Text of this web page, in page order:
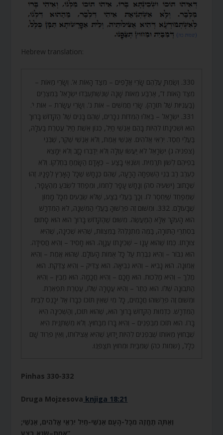
Hebrew translation:
330. וְשַׂמְתָּ עֲלֵהֶם שָׂרֵי אֲלָפִים – מִצַּד הָאוֹת א’. וְשָׂרֵי מֵאוֹת –
מִצַּד הָאוֹת ד’, אַרְבַּע מֵאוֹת שָׁנָה שֶׁנִּשְׁתַּעְבְּדוּ יִשְׂרָאֵל בְּמִצְרַיִם
(בַּעֲנִיּוּת שֶׁל תּוֹרָה). שָׂרֵי חֲמִשִּׁים – אוֹת נ’. וְשָׂרֵי עֲשָׂרֹת – אוֹת י’.
331. יִשְׂרָאֵל – בְּאֵלּוּ הַמִּדּוֹת נִכָּרִים, שֶׁהֵם בָּנִים שֶׁל הַקָּדוֹשׁ בָּרוּךְ
הוּא וּשְׁכִינָתוֹ לִהְיוֹת בָּהֶם אַנְשֵׁי חַיִל, כְּגוֹן אֵשֶׁת חַיִל עֲטֶרֶת בַּעְלָהּ,
בַּעֲלֵי חֶסֶד. יִרְאֵי אֱלֹהִים. אַנְשֵׁי אֱמֶת, וְלֹא אַנְשֵׁי שֶׁקֶר, שֶׁבְּנֵי
(צפניה ג) יִשְׂרָאֵל לֹא יַעֲשׂוּ עַוְלָה וְלֹא יְדַבְּרוּ כָזָב וְלֹא יִמָּצֵא
בְפִיהֶם לְשׁוֹן תַּרְמִית. וְשֹׂנְאֵי בָצַע – כְּאָדָם הַשָּׂמֵחַ בְּחֶלְקוֹ. וְלֹא
כְּעֵרֶב רַב בְּנֵי הַשִּׁפְחָה הָרָעָה, שֶׁהֵם כְּנָחָשׁ שֶׁכָּל הָאָרֶץ לְפָנָיו. זֶהוּ
שֶׁכָּתוּב (ישעיה סה) וְנָחָשׁ עָפָר לַחְמוֹ, וּמְפַחֵד לִשְׂבֹּעַ מֵהֶעָפָר,
שֶׁמְּפַחֵד שֶׁיֶּחְסַר לוֹ. וְכָךְ בַּעֲלֵי בֶצַע, שֶׁלֹּא שְׂבֵעִים מִכָּל מָמוֹן
שֶׁבָּעוֹלָם. 332. וּמִשּׁוּם זֶה פֵּרְשׁוּהָ בַּעֲלֵי הַמִּשְׁנָה, לֹא הַמִּדְרָשׁ
הוּא הָעִקָּר אֶלָּא הַמַּעֲשֶׂה. מִשּׁוּם שֶׁהַקָּדוֹשׁ בָּרוּךְ הוּא הוּא סָתוּם
בְּסִתְרֵי הַתּוֹרָה, בַּמֶּה מִתְגַּלֶּה? בַּמִּצְווֹת, שֶׁהִיא שְׁכִינָה, שֶׁהִיא
צוּרָתוֹ. כְּמוֹ שֶׁהוּא עָנָו – שְׁכִינָתוֹ עֲנָוָה. הוּא חָסִיד – וְהִיא חֲסִידָה.
הוּא גִּבּוֹר – וְהִיא גְּבֶרֶת עַל כָּל אֻמּוֹת הָעוֹלָם. שֶׁהוּא אֱמֶת – וְהִיא
אֱמוּנָה. הוּא נָבִיא – וְהִיא נְבִיאָה. הוּא צַדִּיק – וְהִיא צַדֶּקֶת. הוּא
מֶלֶךְ – וְהִיא מַלְכוּת. הוּא חָכָם – וְהִיא חֲכָמָה. הוּא מֵבִין – וְהִיא
הַתְּבוּנָה שֶׁלּוֹ. הוּא כֶּתֶר – וְהִיא עֲטָרָה שֶׁלּוֹ, עֲטֶרֶת תִּפְאֶרֶת.
וּמִשּׁוּם זֶה פֵּרְשׁוּהוּ חֲכָמִים, כָּל מִי שֶׁאֵין תּוֹכוֹ כְּבָרוֹ אַל יִכָּנֵס לְבֵית
הַמִּדְרָשׁ. כִּדְמוּת הַקָּדוֹשׁ בָּרוּךְ הוּא, שֶׁהוּא תּוֹכוֹ, וְהַשְּׁכִינָה הִיא
בָּרוֹ. הוּא תּוֹכוֹ מִבִּפְנִים – וְהִיא בָּרוֹ מִבַּחוּץ. וְלֹא מִשְׁתַּנֵּית הִיא
שֶׁבַּחוּץ מֵאוֹתוֹ שֶׁבִּפְנִים לִהְיוֹת יָדוּעַ שֶׁהִיא אֲצִילוּתוֹ, וְאֵין פֵּרוּד שָׁם
כְּלָל, (שמות כה) שֶׁמִּבַּיִת וּמִחוּץ תְּצַפֶּנּוּ.
Pinhas 330-332
Druga Mojzesova knjiga 18:21
;וְאַתָּה תֶחֱזֶה מִכָּל-הָעָם אַנְשֵׁי-חַיִל יִרְאֵי אֱלֹהִים, אַנְשֵׁי